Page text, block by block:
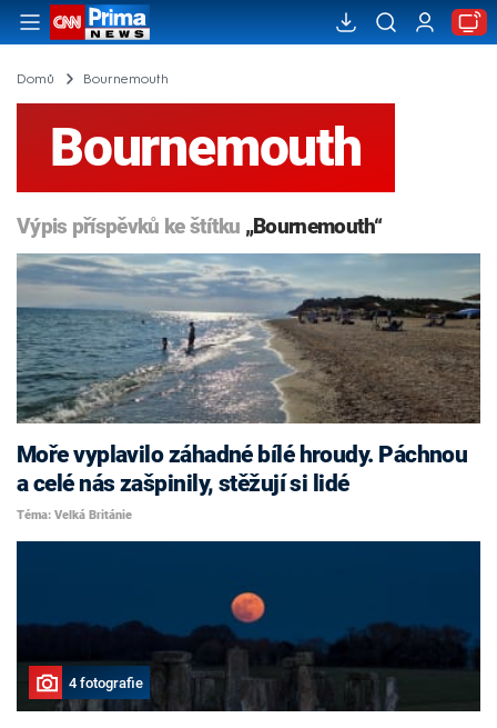
Domů Bournemouth
Bournemouth
Výpis příspěvků ke štítku „Bournemouth“
Moře vyplavilo záhadné bílé hroudy. Páchnou
a celé nás zašpinily, stěžují si lidé
Téma: Velká Británie
4 fotografie